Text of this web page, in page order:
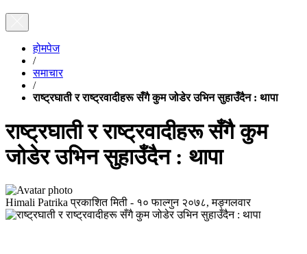
होमपेज
/
समाचार
/
राष्ट्रघाती र राष्ट्रवादीहरू सँगै कुम जोडेर उभिन सुहाउँदैन : थापा
राष्ट्रघाती र राष्ट्रवादीहरू सँगै कुम
जोडेर उभिन सुहाउँदैन : थापा
Himali Patrika प्रकाशित मिती - १० फाल्गुन २०७८, मङ्गलवार